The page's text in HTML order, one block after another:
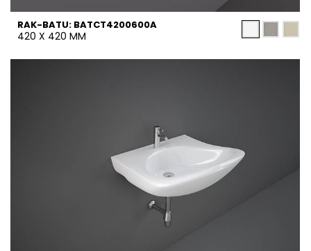
RAK-BATU: BATCT4200600A
420 X 420 MM